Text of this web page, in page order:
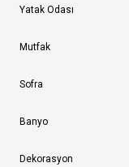
Yatak Odası
Mutfak
Sofra
Banyo
Dekorasyon